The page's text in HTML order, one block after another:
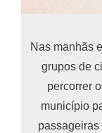
Nas manhãs
grupos de
percorrer
município